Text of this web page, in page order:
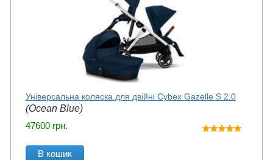
Універсальна коляска для двійні Cybex Gazelle S 2.0
(Ocean Blue)
47600 грн.
В кошик